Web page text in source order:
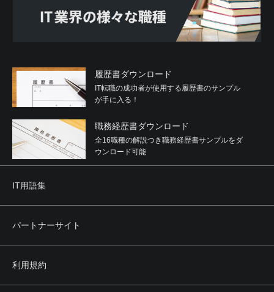
履歴書ダウンロード
IT転職の成功者が使用する履歴書のサンプル
が手に入る！
職務経歴書ダウンロード
全16職種の解説つき職務経歴書サンプルをダ
ウンロード可能
IT用語集
パートナーサイト
利用規約